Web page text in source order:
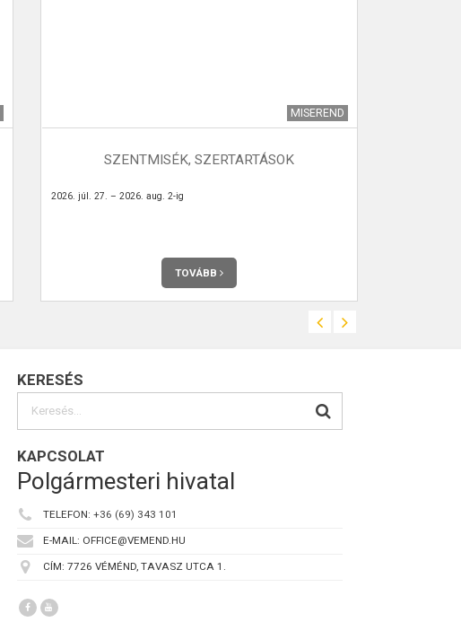
MISEREND
SZENTMISÉK, SZERTARTÁSOK
2026. júl. 27. – 2026. aug. 2-ig
TOVÁBB
KERESÉS
KAPCSOLAT
Polgármesteri hivatal
TELEFON: +36 (69) 343 101
E-MAIL: OFFICE@VEMEND.HU
CÍM: 7726 VÉMÉND, TAVASZ UTCA 1.